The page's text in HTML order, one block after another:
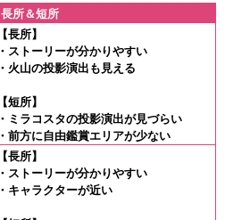
長所＆短所
【長所】
・ストーリーが分かりやすい
・火山の投影演出も見える
【短所】
・ミラコスタの投影演出が見づらい
・前方に自由鑑賞エリアが少ない
【長所】
・ストーリーが分かりやすい
・キャラクターが近い